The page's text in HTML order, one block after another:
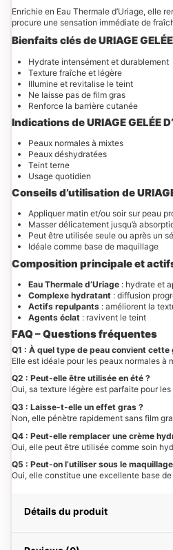
Enrichie en Eau Thermale d’Uriage, elle
procure une sensation immédiate de
Bienfaits clés de URIAGE GELÉE
Hydrate intensément et durablement
Texture fraîche et légère
Illumine et revitalise le teint
Ne laisse pas de film gras
Renforce la barrière cutanée
Indicationsde URIAGE GELÉE
Peaux normales à mixtes
Peaux déshydratées
Teint terne
Usage quotidien
Conseils d’utilisation de URIAGE
Appliquer matin et/ou soir sur peau
Masser délicatement jusqu’à
Peut être utilisée seule ou après un
Idéale comme base de maquillage
Composition principale et
Eau Thermale d’Uriage : hydrate et
Complexe hydratant : diffusion
Actifs repulpants : améliorent la
Agents éclat : ravivent le teint
FAQ – Questions fréquentes
Q1 : À quel type de peau convient cette
Elle est idéale pour les peaux normales à
Q2 : Peut-elle être utilisée en été ?
Oui, sa texture légère est parfaite pour
Q3 : Laisse-t-elle un effet gras ?
Non, elle pénètre rapidement sans film
Q4 : Peut-elle remplacer une crème
Oui, elle peut être utilisée comme soin
Q5 : Peut-on l’utiliser sous le
Oui, elle constitue une excellente base
Détails du produit